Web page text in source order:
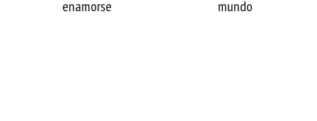
enamorse
mundo